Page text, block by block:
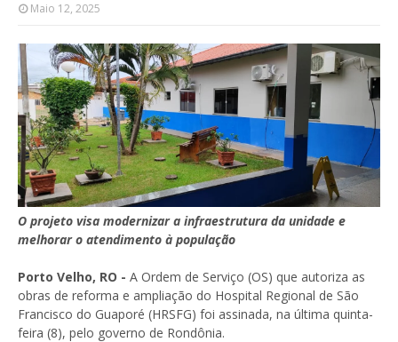
Maio 12, 2025
O projeto visa modernizar a infraestrutura da unidade e
melhorar o atendimento à população
Porto Velho, RO - A Ordem de Serviço (OS) que autoriza as
obras de reforma e ampliação do Hospital Regional de São
Francisco do Guaporé (HRSFG) foi assinada, na última quinta-
feira (8), pelo governo de Rondônia.